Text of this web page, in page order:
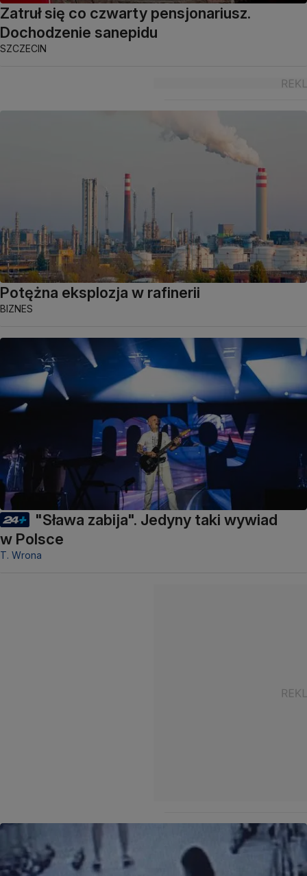
Zatruł się co czwarty pensjonariusz.
Dochodzenie sanepidu
SZCZECIN
Potężna eksplozja w rafinerii
BIZNES
"Sława zabija". Jedyny taki wywiad
w Polsce
T. Wrona